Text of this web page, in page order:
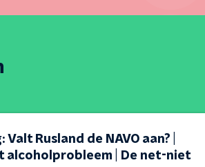
Valt Rusland de NAVO aan? |
alcoholprobleem | De net-niet